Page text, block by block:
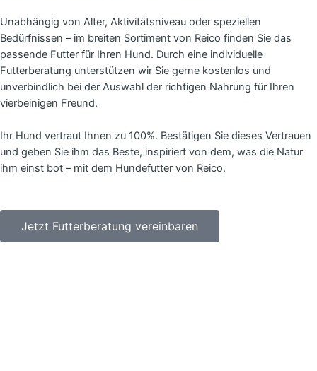
Unabhängig von Alter, Aktivitätsniveau oder speziellen
Bedürfnissen – im breiten Sortiment von Reico finden Sie das
passende Futter für Ihren Hund. Durch eine individuelle
Futterberatung unterstützen wir Sie gerne kostenlos und
unverbindlich bei der Auswahl der richtigen Nahrung für Ihren
vierbeinigen Freund.
Ihr Hund vertraut Ihnen zu 100%. Bestätigen Sie dieses Vertrauen
und geben Sie ihm das Beste, inspiriert von dem, was die Natur
ihm einst bot – mit dem Hundefutter von Reico.
Jetzt Futterberatung vereinbaren